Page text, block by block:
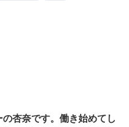
杏奈です。働き始めてし